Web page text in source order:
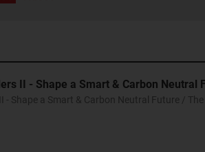
II - Shape a Smart & Carbon Neutral
- Shape a Smart & Carbon Neutral Future /